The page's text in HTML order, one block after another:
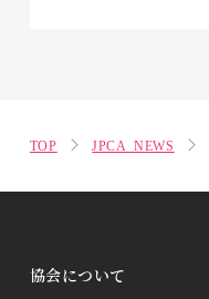
TOP JPCA NEWS
協会について